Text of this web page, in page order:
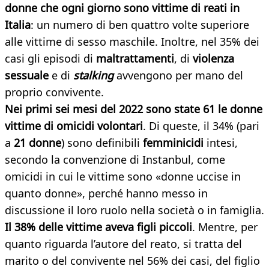
donne che ogni giorno sono vittime di reati in
Italia: un numero di ben quattro volte superiore
alle vittime di sesso maschile. Inoltre, nel 35% dei
casi gli episodi di maltrattamenti, di violenza
sessuale e di stalkingavvengono per mano del
proprio convivente.
Nei primi sei mesi del 2022 sono state 61 le donne
vittime di omicidi volontari. Di queste, il 34% (pari
a 21 donne) sono definibili femminicidi intesi,
secondo la convenzione di Instanbul, come
omicidi in cui le vittime sono «donne uccise in
quanto donne», perché hanno messo in
discussione il loro ruolo nella società o in famiglia.
Il 38% delle vittime aveva figli piccoli. Mentre, per
quanto riguarda l’autore del reato, si tratta del
marito o del convivente nel 56% dei casi, del figlio